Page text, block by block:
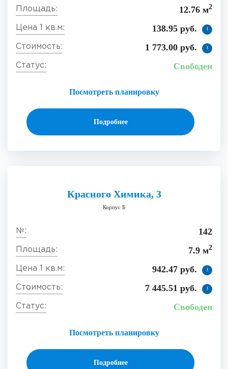
12.76 м2
138.95 руб. !
1 773.00 руб. !
Посмотреть планировку
Свободен
Подробнее
Красного Химика, 3
Корпус Б
142
7.9 м2
942.47 руб. !
7 445.51 руб. !
Посмотреть планировку
Свободен
Подробнее